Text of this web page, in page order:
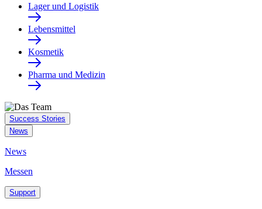
Lager und Logistik
Lebensmittel
Kosmetik
Pharma und Medizin
Success Stories
News
News
Messen
Support